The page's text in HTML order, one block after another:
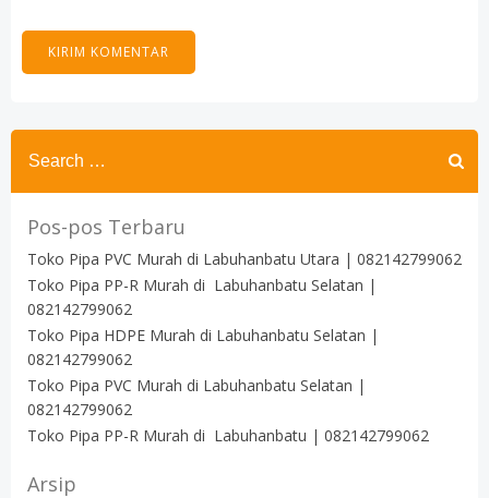
Search
for:
Pos-pos Terbaru
Toko Pipa PVC Murah di Labuhanbatu Utara | 082142799062
Toko Pipa PP-R Murah di Labuhanbatu Selatan |
082142799062
Toko Pipa HDPE Murah di Labuhanbatu Selatan |
082142799062
Toko Pipa PVC Murah di Labuhanbatu Selatan |
082142799062
Toko Pipa PP-R Murah di Labuhanbatu | 082142799062
Arsip